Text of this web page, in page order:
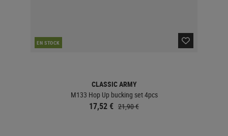
EN STOCK
CLASSIC ARMY
M133 Hop Up bucking set 4pcs
17,52 € 21,90 €